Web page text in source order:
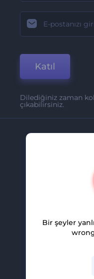
Katıl
Dilediğiniz zaman
çıkabilirsiniz.
Bir şeyler